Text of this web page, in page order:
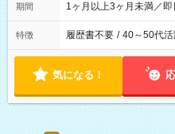
期間 1ヶ月以上3ヶ月未満／
特徴 履歴書不要 / 40～50代活
気になる！